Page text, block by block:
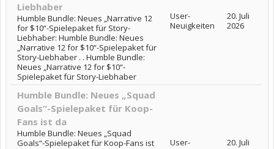
Liebhaber
Humble Bundle: Neues „Narrative 12
for $10“-Spielepaket für Story-
Liebhaber: Humble Bundle: Neues
„Narrative 12 for $10“-Spielepaket für
Story-Liebhaber . . Humble Bundle:
Neues „Narrative 12 for $10“-
Spielepaket für Story-Liebhaber
User-
Neuigkeiten
20. Juli
2026
Humble Bundle: Neues „Squad
Goals“-Spielepaket für Koop-
Fans ist da
Humble Bundle: Neues „Squad
Goals“-Spielepaket für Koop-Fans ist
User-
20. Juli